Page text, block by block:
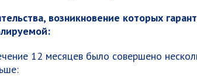
возникновение которых
12 месяцев было совершено